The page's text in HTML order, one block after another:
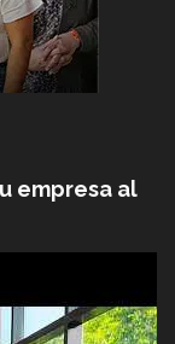
empresa al